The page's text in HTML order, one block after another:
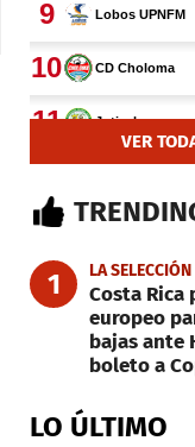
VER
1 LA SELECCIÓN
Costa
europeo
bajas ante
boleto a
LO ÚLTIMO